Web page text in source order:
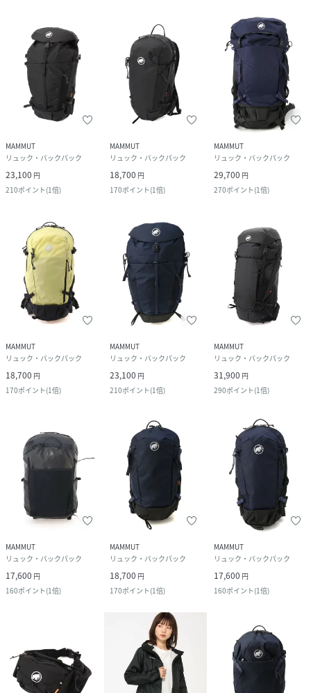
MAMMUT
リュック・バックパック
23,100 円
210ポイント(1倍)
MAMMUT
リュック・バックパック
18,700 円
170ポイント(1倍)
MAMMUT
リュック・バックパック
29,700 円
270ポイント(1倍)
MAMMUT
リュック・バックパック
18,700 円
170ポイント(1倍)
MAMMUT
リュック・バックパック
23,100 円
210ポイント(1倍)
MAMMUT
リュック・バックパック
31,900 円
290ポイント(1倍)
MAMMUT
リュック・バックパック
17,600 円
160ポイント(1倍)
MAMMUT
リュック・バックパック
18,700 円
170ポイント(1倍)
MAMMUT
リュック・バックパック
17,600 円
160ポイント(1倍)